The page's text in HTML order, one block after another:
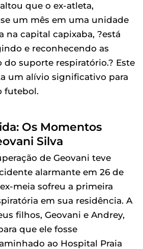
que o ex-atleta,
um mês em uma unidade
na capital capixaba, ?está
e reconhecendo as
do suporte respiratório.? Este
um alívio significativo para
futebol.
Os Momentos
Silva
de Geovani teve
alarmante em 26 de
meia sofreu a primeira
em sua residência. A
filhos, Geovani e Andrey,
que ele fosse
ao Hospital Praia